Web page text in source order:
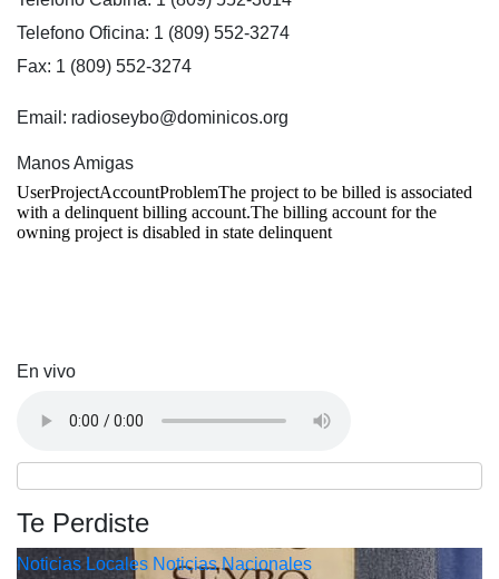
Telefono Oficina: 1 (809) 552-3274
Fax: 1 (809) 552-3274
Email: radioseybo@dominicos.org
Manos Amigas
En vivo
Te Perdiste
Noticias Locales Noticias Nacionales